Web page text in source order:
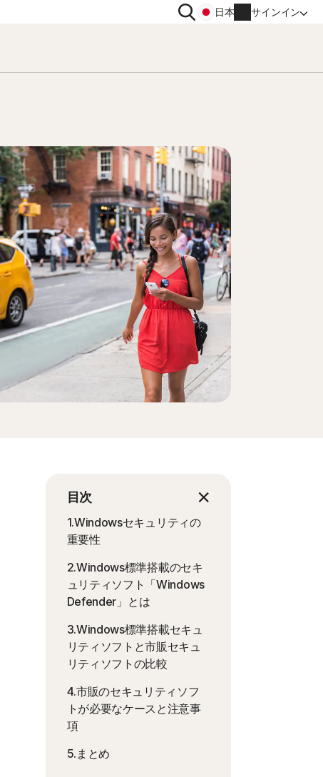
ィメット
索
日本 サインイン
アカウント情報
請求情報
更新
注文履歴
プロダクトキーの入力
目次
1.Windowsセキュリティの
重要性
2.Windows標準搭載のセキ
ュリティソフト「Windows
Defender」とは
3.Windows標準搭載セキュ
リティソフトと市販セキュ
リティソフトの比較
4.市販のセキュリティソフ
トが必要なケースと注意事
項
5.まとめ